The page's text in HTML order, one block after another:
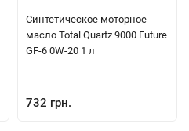
Синтетическое моторное
масло Total Quartz 9000 Future
GF-6 0W-20 1 л
732 грн.